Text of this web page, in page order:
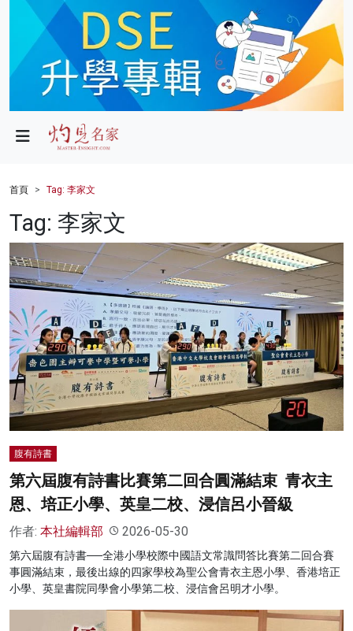
政局
財經
健康
商業
科技
影片
名家榜
灼見活動
首頁 Tag: 李家文
Tag: 李家文
腹有詩書
第六屆腹有詩書比賽第二回合圓滿結束 青衣主
恩、培正小學、英皇二校、浸信呂小晉級
作者: 本社編輯部 2026-05-30
第六屆腹有詩書──全港小學校際中國語文常識問答比賽第二回合賽
事圓滿結束，最後出線的四家學校為聖公會青衣主恩小學、香港培正
小學、英皇書院同學會小學第二校、浸信會呂明才小學。